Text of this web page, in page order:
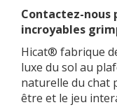
Contactez-nous
incroyables
Hicat® fabrique
luxe du sol au
naturelle du chat
être et le jeu